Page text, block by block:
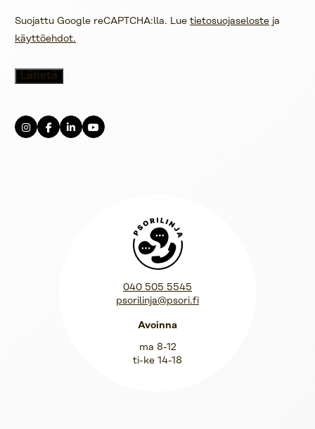
Suojattu Google reCAPTCHA:lla. Lue tietosuojaseloste ja
käyttöehdot.
Psorilinja
040 505 5545
psorilinja@psori.fi
Avoinna
ma 8-12
ti-ke 14-18